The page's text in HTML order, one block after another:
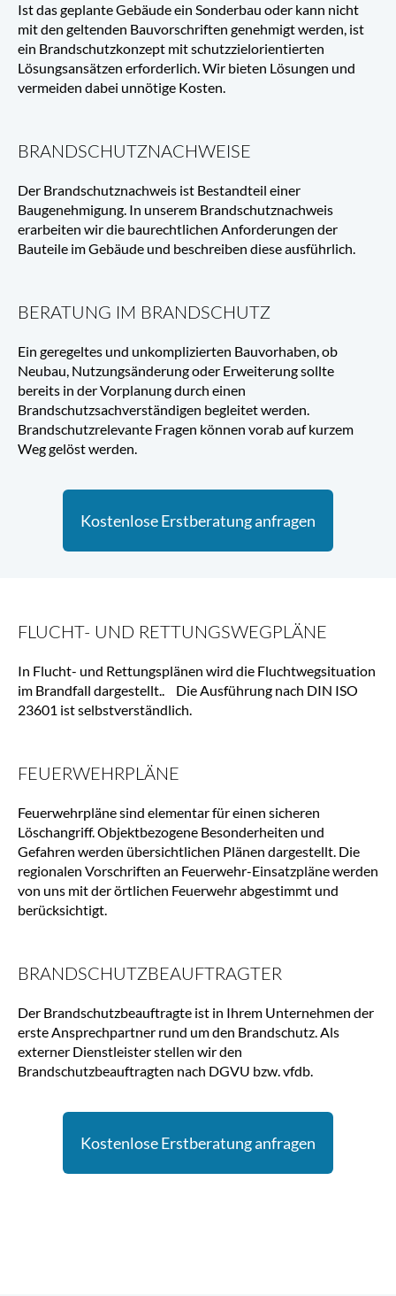
Ist das geplante Gebäude ein Sonderbau oder kann nicht
mit den geltenden Bauvorschriften genehmigt werden, ist
ein Brandschutzkonzept mit schutzzielorientierten
Lösungsansätzen erforderlich. Wir bieten Lösungen und
vermeiden dabei unnötige Kosten.
BRANDSCHUTZNACHWEISE
Der Brandschutznachweis ist Bestandteil einer
Baugenehmigung. In unserem Brandschutznachweis
erarbeiten wir die baurechtlichen Anforderungen der
Bauteile im Gebäude und beschreiben diese ausführlich.
BERATUNG IM BRANDSCHUTZ
Ein geregeltes und unkomplizierten Bauvorhaben, ob
Neubau, Nutzungsänderung oder Erweiterung sollte
bereits in der Vorplanung durch einen
Brandschutzsachverständigen begleitet werden.
Brandschutzrelevante Fragen können vorab auf kurzem
Weg gelöst werden.
Kostenlose Erstberatung anfragen
FLUCHT- UND RETTUNGSWEGPLÄNE
In Flucht- und Rettungsplänen wird die Fluchtwegsituation
im Brandfall dargestellt.. Die Ausführung nach DIN ISO
23601 ist selbstverständlich.
FEUERWEHRPLÄNE
Feuerwehrpläne sind elementar für einen sicheren
Löschangriff. Objektbezogene Besonderheiten und
Gefahren werden übersichtlichen Plänen dargestellt. Die
regionalen Vorschriften an Feuerwehr-Einsatzpläne werden
von uns mit der örtlichen Feuerwehr abgestimmt und
berücksichtigt.
BRANDSCHUTZBEAUFTRAGTER
Der Brandschutzbeauftragte ist in Ihrem Unternehmen der
erste Ansprechpartner rund um den Brandschutz. Als
externer Dienstleister stellen wir den
Brandschutzbeauftragten nach DGVU bzw. vfdb.
Kostenlose Erstberatung anfragen